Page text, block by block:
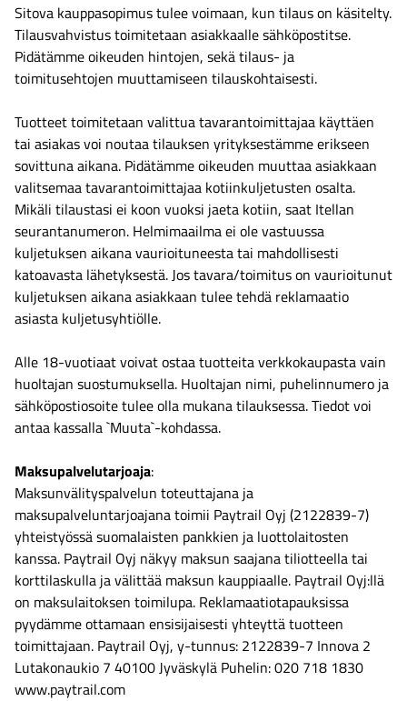
Sitova kauppasopimus tulee voimaan, kun tilaus on käsitelty.
Tilausvahvistus toimitetaan asiakkaalle sähköpostitse.
Pidätämme oikeuden hintojen, sekä tilaus- ja
toimitusehtojen muuttamiseen tilauskohtaisesti.
Tuotteet toimitetaan valittua tavarantoimittajaa käyttäen
tai asiakas voi noutaa tilauksen yrityksestämme erikseen
sovittuna aikana. Pidätämme oikeuden muuttaa asiakkaan
valitsemaa tavarantoimittajaa kotiinkuljetusten osalta.
Mikäli tilaustasi ei koon vuoksi jaeta kotiin, saat Itellan
seurantanumeron. Helmimaailma ei ole vastuussa
kuljetuksen aikana vaurioituneesta tai mahdollisesti
katoavasta lähetyksestä. Jos tavara/toimitus on vaurioitunut
kuljetuksen aikana asiakkaan tulee tehdä reklamaatio
asiasta kuljetusyhtiölle.
Alle 18-vuotiaat voivat ostaa tuotteita verkkokaupasta vain
huoltajan suostumuksella. Huoltajan nimi, puhelinnumero ja
sähköpostiosoite tulee olla mukana tilauksessa. Tiedot voi
antaa kassalla `Muuta`-kohdassa.
Maksupalvelutarjoaja:
Maksunvälityspalvelun toteuttajana ja
maksupalveluntarjoajana toimii Paytrail Oyj (2122839-7)
yhteistyössä suomalaisten pankkien ja luottolaitosten
kanssa. Paytrail Oyj näkyy maksun saajana tiliotteella tai
korttilaskulla ja välittää maksun kauppiaalle. Paytrail Oyj:llä
on maksulaitoksen toimilupa. Reklamaatiotapauksissa
pyydämme ottamaan ensisijaisesti yhteyttä tuotteen
toimittajaan. Paytrail Oyj, y-tunnus: 2122839-7 Innova 2
Lutakonaukio 7 40100 Jyväskylä Puhelin: 020 718 1830
www.paytrail.com